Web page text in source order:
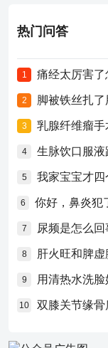
热门问答
1 痛经太厉害了
2 脚被铁丝扎
3 乳腺纤维瘤
4 生脉饮口服液
5 我家宝宝才四
6
7 尿频是怎么回
8 肝火旺和脾
9 用清热水洗
10 双膝关节缘